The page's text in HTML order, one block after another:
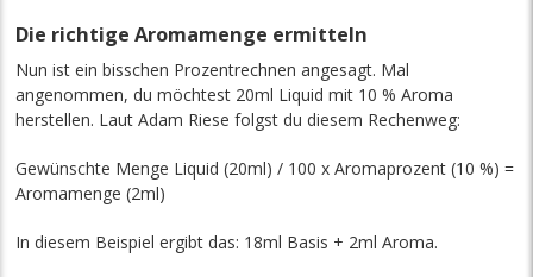
Die richtige Aromamenge ermitteln
Nun ist ein bisschen Prozentrechnen angesagt. Mal
angenommen, du möchtest 20ml Liquid mit 10 % Aroma
herstellen. Laut Adam Riese folgst du diesem Rechenweg:
Gewünschte Menge Liquid (20ml) / 100 x Aromaprozent (10 %) =
Aromamenge (2ml)
In diesem Beispiel ergibt das: 18ml Basis + 2ml Aroma.